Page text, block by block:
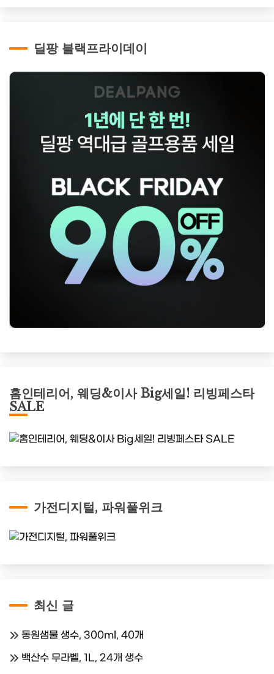
딜팡 블랙프라이데이
홈인테리어, 웨딩&이사 Big세일! 리빙페스타
SALE
가전디지털, 파워풀위크
최신 글
동원샘물 생수, 300ml, 40개
백산수 무라벨, 1L, 24개 생수